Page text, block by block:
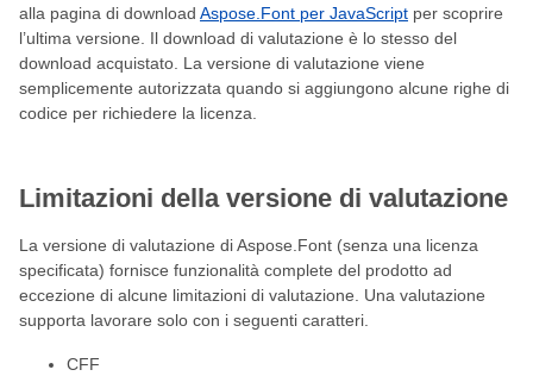
alla pagina di download Aspose.Font per JavaScript per scoprire
l’ultima versione. Il download di valutazione è lo stesso del
download acquistato. La versione di valutazione viene
semplicemente autorizzata quando si aggiungono alcune righe di
codice per richiedere la licenza.
Limitazioni della versione di valutazione
La versione di valutazione di Aspose.Font (senza una licenza
specificata) fornisce funzionalità complete del prodotto ad
eccezione di alcune limitazioni di valutazione. Una valutazione
supporta lavorare solo con i seguenti caratteri.
CFF